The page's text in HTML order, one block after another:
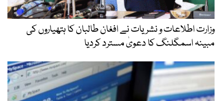
وزارت اطلاعات و نشریات نے افغان طالبان کا ہتھیاروں کی
مبینہ اسمگلنگ کا دعویٰ مسترد کردیا